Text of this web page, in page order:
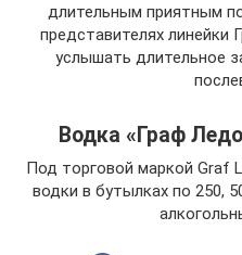
длительным приятным
представителях
услышать длительное
Водка «Граф
Под торговой маркой Graf
водки в бутылках по 250,